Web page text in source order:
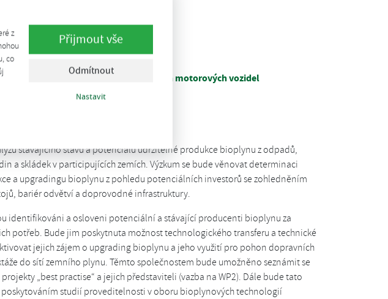
z
co
Přijmout vše
Odmítnout
Nastavit
WP6: Roadmap for the European
GasHighWay
a upgradingu bioplynu pro pohon motorových vozidel
partner:
Česká bioplynová asociace
stávajícího stavu a potenciálu udržitelné produkce bioplynu z odpadů,
a skládek v participujících zemích. Výzkum se bude věnovat determinaci
a upgradingu bioplynu z pohledu potenciálních investorů se zohledněním
bariér odvětví a doprovodné infrastruktury.
identifikováni a osloveni potenciální a stávající producenti bioplynu za
potřeb. Bude jim poskytnuta možnost technologického transferu a technické
jejich zájem o upgrading bioplynu a jeho využití pro pohon dopravních
do sítí zemního plynu. Těmto společnostem bude umožněno seznámit se
„best practise“ a jejich představiteli (vazba na WP2). Dále bude tato
studií proveditelnosti v oboru bioplynových technologií